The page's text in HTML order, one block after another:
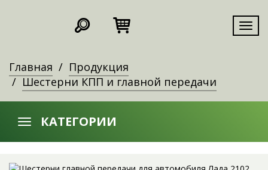
Главная
Продукция
Шестерни КПП и главной передачи
КАТЕГОРИИ